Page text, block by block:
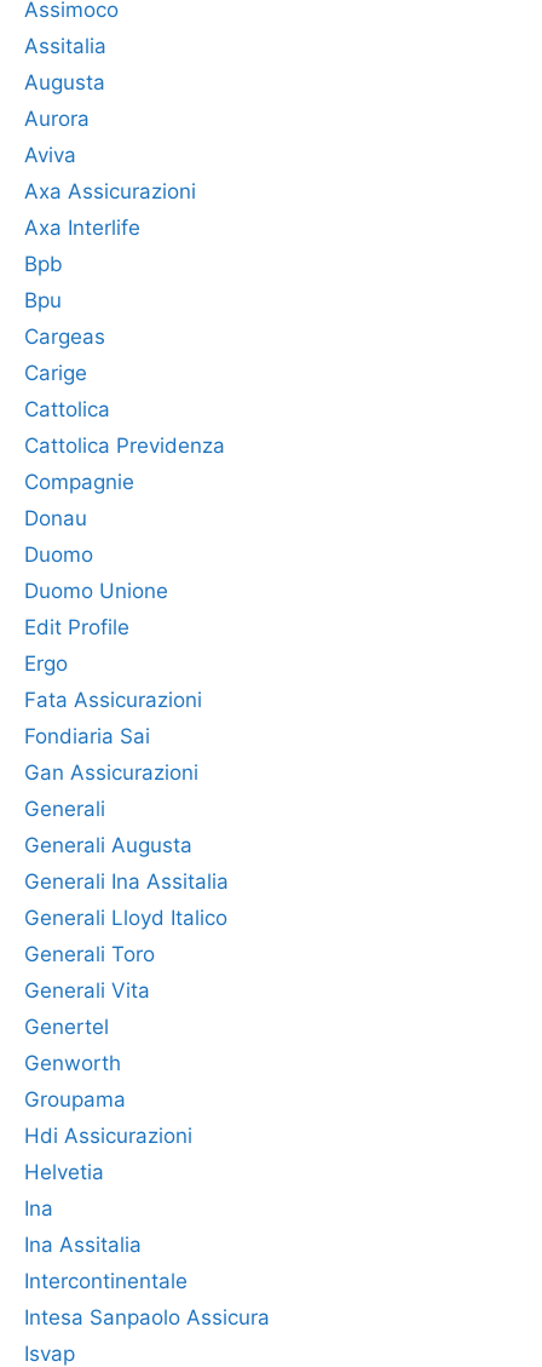
Assimoco
Assitalia
Augusta
Aurora
Aviva
Axa Assicurazioni
Axa Interlife
Bpb
Bpu
Cargeas
Carige
Cattolica
Cattolica Previdenza
Compagnie
Donau
Duomo
Duomo Unione
Edit Profile
Ergo
Fata Assicurazioni
Fondiaria Sai
Gan Assicurazioni
Generali
Generali Augusta
Generali Ina Assitalia
Generali Lloyd Italico
Generali Toro
Generali Vita
Genertel
Genworth
Groupama
Hdi Assicurazioni
Helvetia
Ina
Ina Assitalia
Intercontinentale
Intesa Sanpaolo Assicura
Isvap